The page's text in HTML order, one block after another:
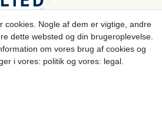
cookies. Nogle af dem er vigtige, andre
dette websted og din brugeroplevelse.
om vores brug af cookies og
i vores: politik og vores: legal.